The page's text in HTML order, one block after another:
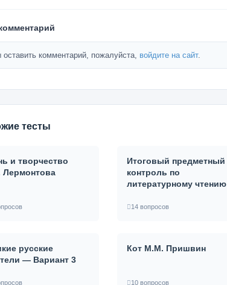
оставить комментарий, пожалуйста, войдите на сайт.
тесты
и творчество
Итоговый предметный
контроль по
литературному чтению
14 вопросов
русские
— Вариант 3
Кот М.М. Пришвин
10 вопросов